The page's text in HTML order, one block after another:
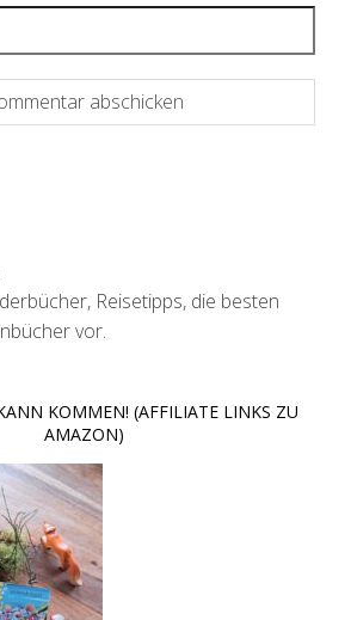
Reisetipps, die besten
vor.
KOMMEN! (AFFILIATE LINKS ZU
AMAZON)